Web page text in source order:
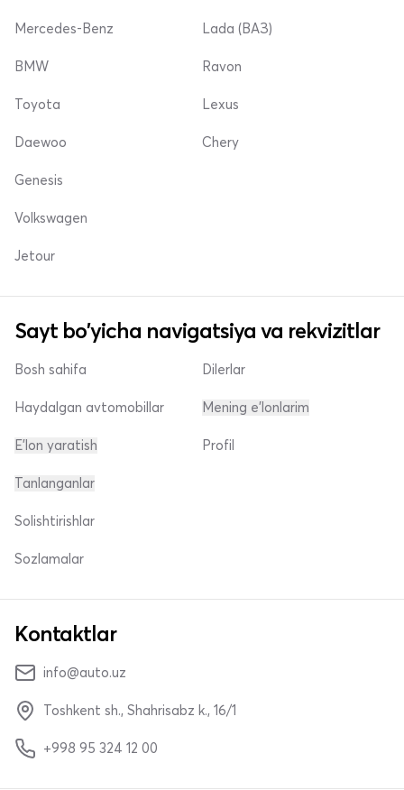
Mercedes-Benz Lada (ВАЗ)
BMW
Toyota
Daewoo
Ravon
Lexus
Chery
Genesis
Volkswagen
Jetour
Sayt bo'yicha navigatsiya va rekvizitlar
Bosh sahifa
Haydalgan avtomobillar
E'lon yaratish
Dilerlar
Mening e'lonlarim
Profil
Tanlanganlar
Solishtirishlar
Sozlamalar
Kontaktlar
info@auto.uz
Toshkent sh., Shahrisabz k., 16/1
+998 95 324 12 00